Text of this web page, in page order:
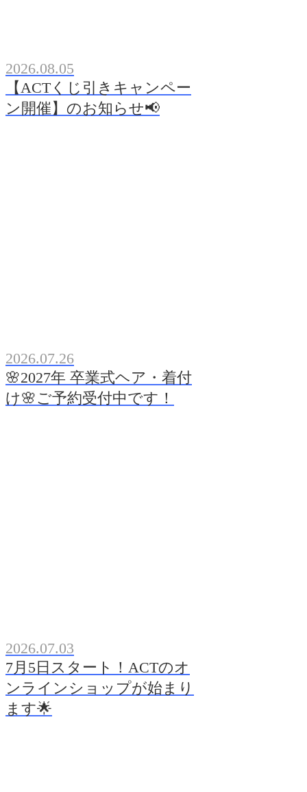
2026.08.05
【ACTくじ引きキャンペー
ン開催】のお知らせ📢
2026.07.26
🌸2027年 卒業式ヘア・着付
け🌸ご予約受付中です！
2026.07.03
7月5日スタート！ACTのオ
ンラインショップが始まり
ます🌟